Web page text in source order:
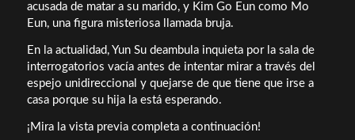
acusada de matar a su marido, y Kim Go Eun como Mo
Eun, una figura misteriosa llamada bruja.
En la actualidad, Yun Su deambula inquieta por la sala de
interrogatorios vacía antes de intentar mirar a través del
espejo unidireccional y quejarse de que tiene que irse a
casa porque su hija la está esperando.
¡Mira la vista previa completa a continuación!